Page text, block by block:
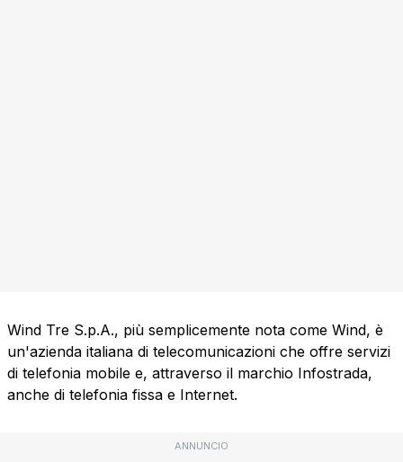
Wind Tre S.p.A., più semplicemente nota come Wind, è
un'azienda italiana di telecomunicazioni che offre servizi
di telefonia mobile e, attraverso il marchio Infostrada,
anche di telefonia fissa e Internet.
ANNUNCIO